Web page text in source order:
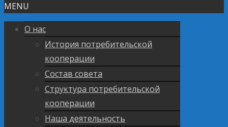
MENU
О нас
История потребительской
кооперации
Состав совета
Структура потребительской
кооперации
Наша деятельность